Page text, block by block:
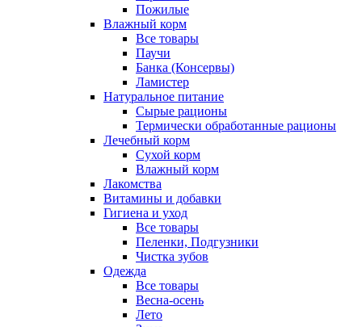
Пожилые
Влажный корм
Все товары
Паучи
Банка (Консервы)
Ламистер
Натуральное питание
Сырые рационы
Термически обработанные рационы
Лечебный корм
Сухой корм
Влажный корм
Лакомства
Витамины и добавки
Гигиена и уход
Все товары
Пеленки, Подгузники
Чистка зубов
Одежда
Все товары
Весна-осень
Лето